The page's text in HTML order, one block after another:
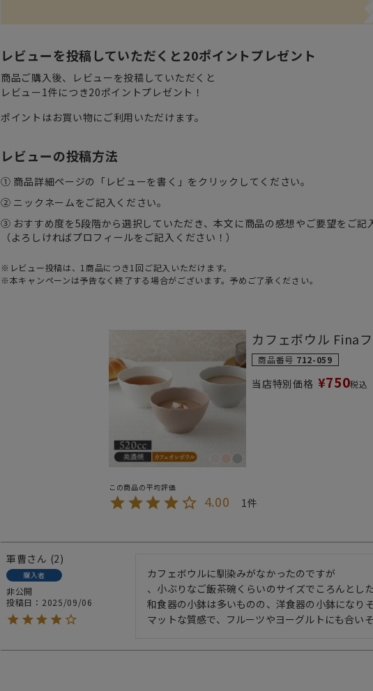
レビューを投稿していただくと20ポイントプレゼント
商品ご購入後、レビューを投稿していただくと
レビュー1件につき20ポイントプレゼント！
ポイントはお買い物にご利用いただけます。
レビューの投稿方法
① 商品詳細ページの「レビューを書く」をクリックしてください。
② ニックネームをご記入ください。
③ おすすめ度を5段階から選択していただき、本文に商品の感想やご要望をご記
（よろしければプロフィールをご記入ください！）
※レビュー投稿は、1商品につき1回ご記入いただけます。
※本キャンペーンは予告なく終了する場合がございます。予めご了承ください。
カフェボウル Fina
商品番号 712-059
当店特別価格 ¥750税込
4.00 1
軍曹
2
購入者
非公開
投稿日
2025/09/06
カフェボウルに馴染みがなかったのですが
、小ぶりなご飯茶碗くらいのサイズでころんとし
和食器の小鉢は多いものの、洋食器の小鉢になり
マットな質感で、フルーツやヨーグルトにも合い